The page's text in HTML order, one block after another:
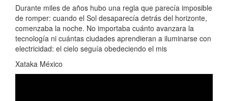
Durante miles de años hubo una regla que parecía imposible
de romper: cuando el Sol desaparecía detrás del horizonte,
comenzaba la noche. No importaba cuánto avanzara la
tecnología ni cuántas ciudades aprendieran a iluminarse con
electricidad: el cielo seguía obedeciendo el mis
Xataka México